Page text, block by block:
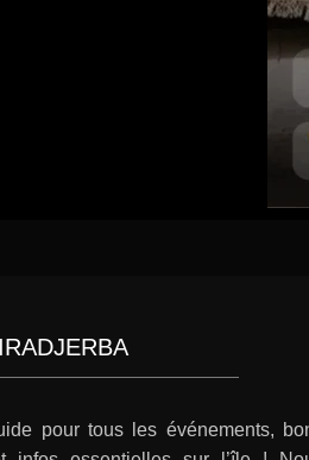
pour tous les événements,